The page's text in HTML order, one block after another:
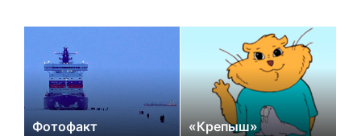
Фотофакт «Крепыш»